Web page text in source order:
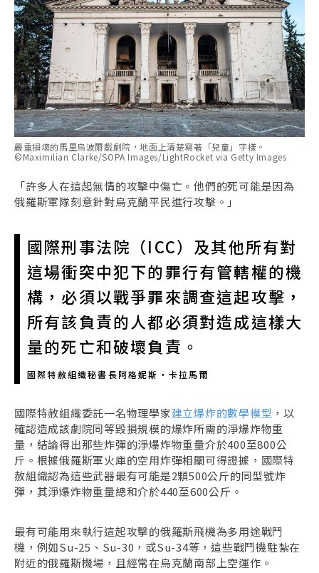
嚴重損壞的馬里烏波爾戲劇院，地面上清楚寫著「兒童」字樣。
©Maximilian Clarke/SOPA Images/LightRocket via Getty Images
「許多人在這起無情的攻擊中傷亡。他們的死可能是因為
俄羅斯軍隊刻意針對烏克蘭平民進行攻擊。」
國際刑事法院（ICC）及其他所有對
這場衝突中犯下的罪行有管轄權的機
構，必須以戰爭罪來調查這起攻擊，
所有該負責的人都必須對造成這樣大
量的死亡和破壞負責。
國際特赦組織秘書長阿格妮斯・卡拉馬爾
國際特赦組織委託一名物理學家建立爆炸的數學模型 ，以
確認造成該劇院同等毀損規模的爆炸所需的淨爆炸物重
量，結論得出那些炸彈的淨爆炸物重量介於400至800公
斤。根據俄羅斯軍火庫的空用炸彈相關可得證據，國際特
赦組織認為這些武器最有可能是2顆500公斤的同型號炸
彈，其淨爆炸物重量總和介於440至600公斤。
最有可能用來執行這起攻擊的俄羅斯飛機為多用途戰鬥
機，例如Su-25、Su-30，或Su-34等，這些戰鬥機駐紮在
附近的俄羅斯機場，且經常在烏克蘭南部上空運作。